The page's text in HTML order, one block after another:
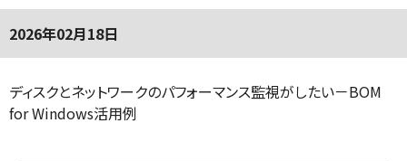
2026年02月18日
ディスクとネットワークのパフォーマンス監視がしたい－BOM
for Windows活用例